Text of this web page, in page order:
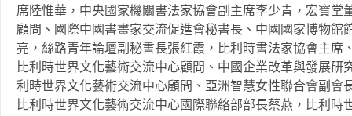
席陸惟華，中央國家機關書法家協會副主席李少青，宏寶堂
顧問、國際中國書畫家交流促進會秘書長、中國國家博物館
亮，絲路青年論壇副秘書長張紅霞，比利時書法家協會主席
比利時世界文化藝術交流中心顧問、中國企業改革與發展
利時世界文化藝術交流中心顧問、亞洲智慧女性聯合會副會
比利時世界文化藝術交流中心國際聯絡部部長蔡燕，比利